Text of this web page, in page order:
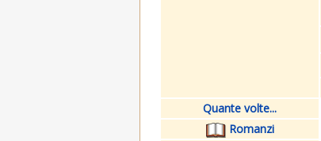
Quante volte...
Romanzi